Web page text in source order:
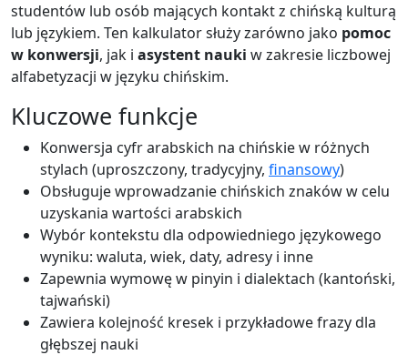
studentów lub osób mających kontakt z chińską kulturą
lub językiem. Ten kalkulator służy zarówno jako pomoc
w konwersji, jak i asystent nauki w zakresie liczbowej
alfabetyzacji w języku chińskim.
Kluczowe funkcje
Konwersja cyfr arabskich na chińskie w różnych
stylach (uproszczony, tradycyjny, finansowy)
Obsługuje wprowadzanie chińskich znaków w celu
uzyskania wartości arabskich
Wybór kontekstu dla odpowiedniego językowego
wyniku: waluta, wiek, daty, adresy i inne
Zapewnia wymowę w pinyin i dialektach (kantoński,
tajwański)
Zawiera kolejność kresek i przykładowe frazy dla
głębszej nauki